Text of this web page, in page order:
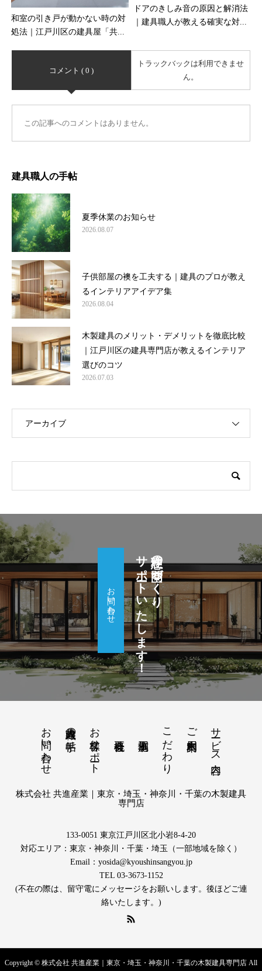
和室の引き戸が動かない時の対
処法｜江戸川区の建具屋「共...
ドアのきしみ音の原因と解消法
｜建具職人が教える確実な対...
コメント ( 0 )
トラックバックは利用できませ
ん。
この記事へのコメントはありません。
建具職人の手帖
夏季休業のお知らせ
2026.08.07
子供部屋の襖を工夫する｜建具のプロが教え
るインテリアアイデア集
2026.08.04
木製建具のメリット・デメリットを徹底比較
｜江戸川区の建具専門店が教えるインテリア
選びのコツ
2026.07.03
アーカイブ
理想の空間づくり、
サポートいたします！
お問い合わせ
サービス内容
ご利用案内
こだわり
お客様サポート
建具職人の手帖
お問い合わせ
株式会社 共進産業｜東京・埼玉・神奈川・千葉の木製建具
専門店
133-0051 東京江戸川区北小岩8-4-20
対応エリア：東京・神奈川・千葉・埼玉（一部地域を除く）
Email：yosida@kyoushinsangyou.jp
TEL 03-3673-1152
(不在の際は、留守電にメッセージをお願いします。後ほどご連
絡いたします。)
Copyright © 株式会社 共進産業｜東京・埼玉・神奈川・千葉の木製建具専門店 All